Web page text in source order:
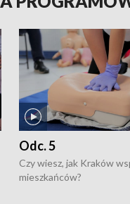
Odc. 5
Czy wiesz, jak Kraków
mieszkańców?